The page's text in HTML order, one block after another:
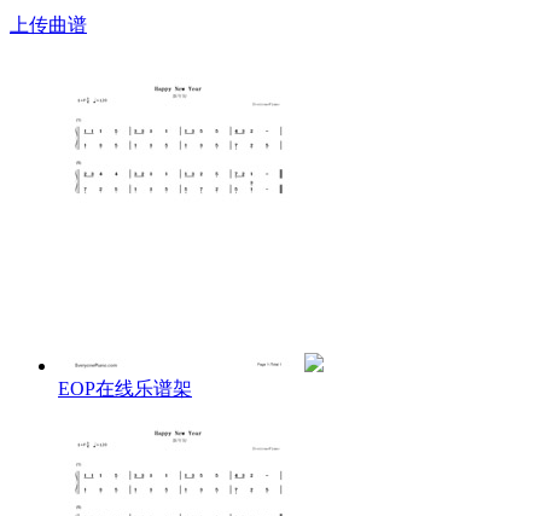
上传曲谱
EOP在线乐谱架